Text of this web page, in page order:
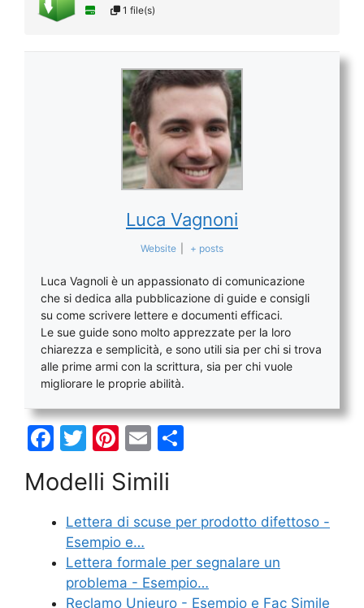
1 file(s)
Luca Vagnoni
Website + posts
Luca Vagnoli è un appassionato di comunicazione
che si dedica alla pubblicazione di guide e consigli
su come scrivere lettere e documenti efficaci.
Le sue guide sono molto apprezzate per la loro
chiarezza e semplicità, e sono utili sia per chi si trova
alle prime armi con la scrittura, sia per chi vuole
migliorare le proprie abilità.
F
c
e
b
o
o
T
w
itt
er
Pi
nt
er
e
st
E
m
ai
l
di
di
Modelli Simili
Lettera di scuse per prodotto difettoso -
Esempio e…
Lettera formale per segnalare un
problema - Esempio…
Reclamo Unieuro - Esempio e Fac Simile